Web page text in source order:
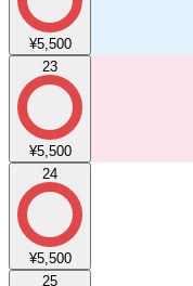
¥5,500
23
¥5,500
24
¥5,500
25